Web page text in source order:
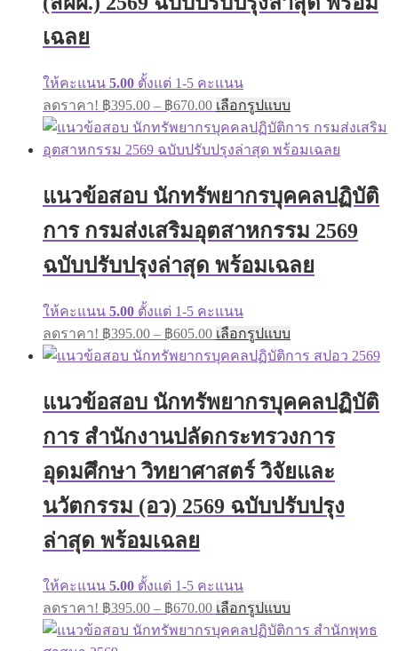
เฉลย
ให้คะแนน 5.00 ตั้งแต่ 1-5 คะแนน
ลดราคา! ฿395.00 – ฿670.00Price
range:
฿395.00
through
เลือกรูปแบบ
product
has
multiple
options
be
chosen
on
the
แนวข้อสอบ นักทรัพยากรบุคคลปฏิบัติ
การ กรมส่งเสริมอุตสาหกรรม 2569
ฉบับปรับปรุงล่าสุด พร้อมเฉลย
ให้คะแนน 5.00 ตั้งแต่ 1-5 คะแนน
ลดราคา! ฿395.00 – ฿605.00Price
range:
฿395.00
฿605.00
เลือกรูปแบบ
product
has
variants.
The
may
chosen
the
product
แนวข้อสอบ นักทรัพยากรบุคคลปฏิบัติ
การ สำนักงานปลัดกระทรวงการ
อุดมศึกษา วิทยาศาสตร์ วิจัยและ
นวัตกรรม (อว) 2569 ฉบับปรับปรุง
ล่าสุด พร้อมเฉลย
ให้คะแนน 5.00 ตั้งแต่ 1-5 คะแนน
ลดราคา! ฿395.00 – ฿670.00Price
range:
฿395.00
เลือกรูปแบบ
product
has